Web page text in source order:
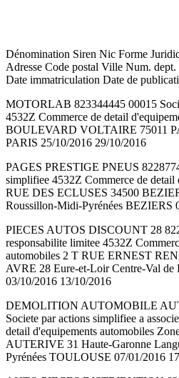
Dénomination Siren Nic Forme
Adresse Code postal Ville Num.
Date immatriculation Date de
MOTORLAB 823344445 00015
4532Z Commerce de detail
BOULEVARD VOLTAIRE 75011
PARIS 25/10/2016 29/10/2016
PAGES PRESTIGE PNEUS
simplifiee 4532Z Commerce de detail
RUE DES ECLUSES 34500
Roussillon-Midi-Pyrénées BEZIERS
PIECES AUTOS DISCOUNT 28
responsabilite limitee 4532Z
automobiles 2 T RUE ERNEST
AVRE 28 Eure-et-Loir Centre-Val
03/10/2016 13/10/2016
DEMOLITION AUTOMOBILE
Societe par actions simplifiee a
detail d'equipements automobiles
AUTERIVE 31 Haute-Garonne
Pyrénées TOULOUSE 07/01/2016